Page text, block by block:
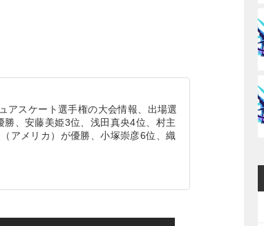
アスケート選手権の大会情報、出場選
、安藤美姫3位、浅田真央4位、村主
アメリカ）が優勝、小塚崇彦6位、織